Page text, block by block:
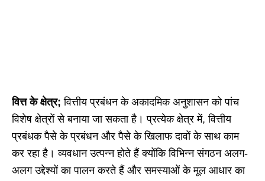
वित्त के क्षेत्र; वित्तीय प्रबंधन के अकादमिक अनुशासन को पांच
विशेष क्षेत्रों से बनाया जा सकता है। प्रत्येक क्षेत्र में, वित्तीय
प्रबंधक पैसे के प्रबंधन और पैसे के खिलाफ दावों के साथ काम
कर रहा है। व्यवधान उत्पन्न होते हैं क्योंकि विभिन्न संगठन अलग-
अलग उद्देश्यों का पालन करते हैं और समस्याओं के मूल आधार का